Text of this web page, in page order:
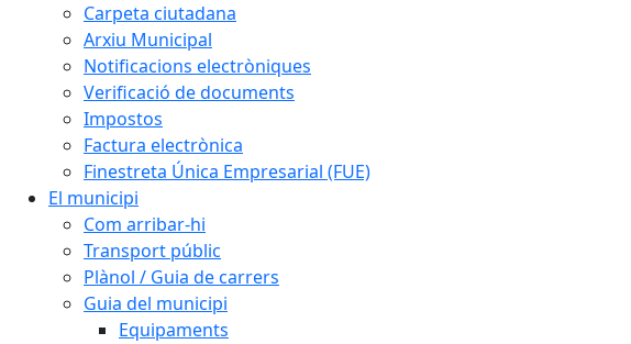
Carpeta ciutadana
Arxiu Municipal
Notificacions electròniques
Verificació de documents
Impostos
Factura electrònica
Finestreta Única Empresarial (FUE)
El municipi
Com arribar-hi
Transport públic
Plànol / Guia de carrers
Guia del municipi
Equipaments